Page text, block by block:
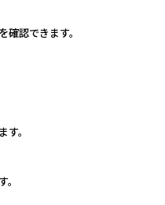
認できます。
。